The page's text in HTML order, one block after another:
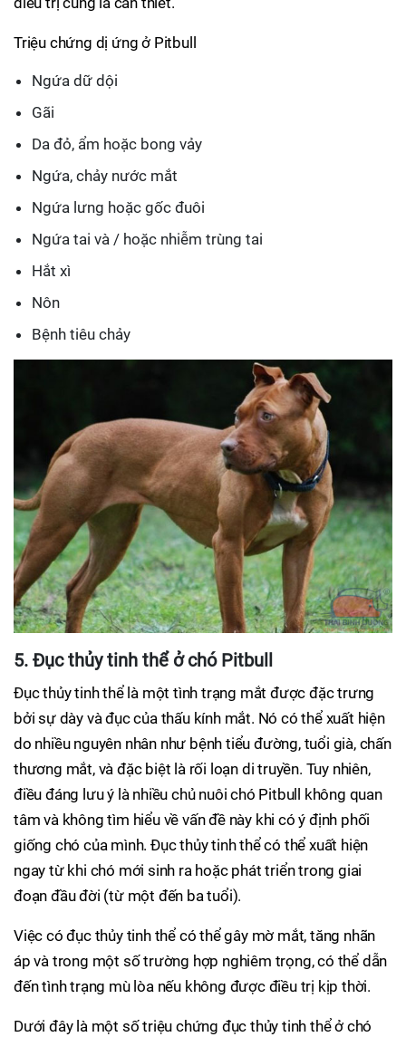
Triệu chứng dị ứng ở Pitbull
Ngứa dữ dội
Gãi
Da đỏ, ẩm hoặc bong vảy
Ngứa, chảy nước mắt
Ngứa lưng hoặc gốc đuôi
Ngứa tai và / hoặc nhiễm trùng tai
Hắt xì
Nôn
Bệnh tiêu chảy
5. Đục thủy tinh thể ở chó Pitbull
Đục thủy tinh thể là một tình trạng mắt được đặc trưng
bởi sự dày và đục của thấu kính mắt. Nó có thể xuất hiện
do nhiều nguyên nhân như bệnh tiểu đường, tuổi già, chấn
thương mắt, và đặc biệt là rối loạn di truyền. Tuy nhiên,
điều đáng lưu ý là nhiều chủ nuôi chó Pitbull không quan
tâm và không tìm hiểu về vấn đề này khi có ý định phối
giống chó của mình. Đục thủy tinh thể có thể xuất hiện
ngay từ khi chó mới sinh ra hoặc phát triển trong giai
đoạn đầu đời (từ một đến ba tuổi).
Việc có đục thủy tinh thể có thể gây mờ mắt, tăng nhãn
áp và trong một số trường hợp nghiêm trọng, có thể dẫn
đến tình trạng mù lòa nếu không được điều trị kịp thời.
Dưới đây là một số triệu chứng đục thủy tinh thể ở chó